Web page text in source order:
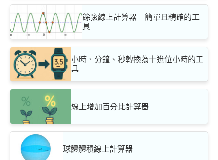
餘弦線上計算器 – 簡單且精確的工
具
小時、分鐘、秒轉換為十進位小時的工
具
線上增加百分比計算器
球體體積線上計算器